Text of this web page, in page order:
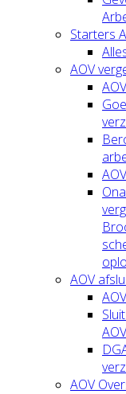
Starters
AOV
AOV
AOV